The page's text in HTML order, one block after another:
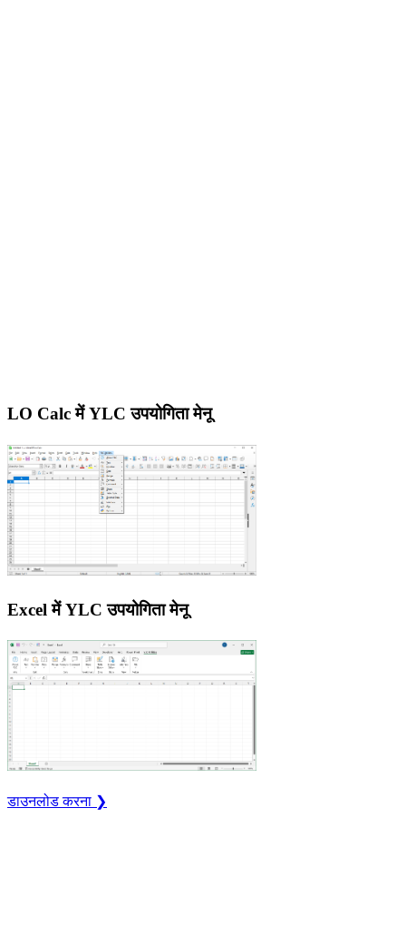
LO Calc में YLC उपयोगिता मेनू
Excel में YLC उपयोगिता मेनू
डाउनलोड करना ❯